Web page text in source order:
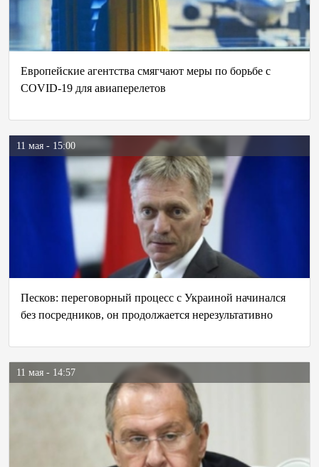
Европейские агентства смягчают меры по борьбе с
COVID-19 для авиаперелетов
11 мая - 15:00
Песков: переговорный процесс с Украиной начинался
без посредников, он продолжается нерезультативно
11 мая - 14:57